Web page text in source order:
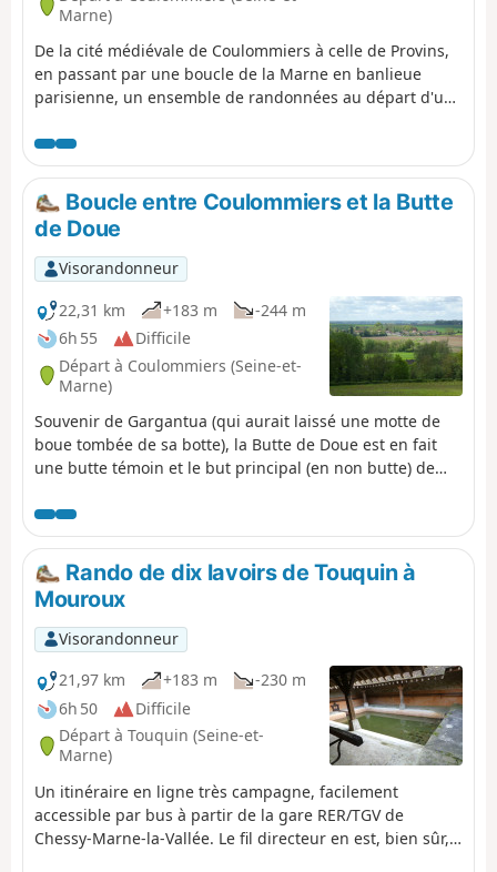
Marne)
De la cité médiévale de Coulommiers à celle de Provins,
en passant par une boucle de la Marne en banlieue
parisienne, un ensemble de randonnées au départ d'une
patrimoine.
Boucle entre Coulommiers et la Butte
de Doue
Visorandonneur
22,31 km
+183 m
-244 m
6h 55
Difficile
Départ à Coulommiers (Seine-et-
Marne)
Souvenir de Gargantua (qui aurait laissé une motte de
boue tombée de sa botte), la Butte de Doue est en fait
une butte témoin et le but principal (en non butte) de
grande église, un cimetière, une demi-douzaine de
tables de pique-nique, d'où l'on peut découvrir un très
beau panorama sur les paysages de Brie. La randonnée
traverse cultures et zones boisées, et permet d'admirer
les principaux points d'intérêt de la vieille ville de
Coulommiers.
Rando de dix lavoirs de Touquin à
Mouroux
Visorandonneur
21,97 km
+183 m
-230 m
6h 50
Difficile
Départ à Touquin (Seine-et-
Marne)
Un itinéraire en ligne très campagne, facilement
accessible par bus à partir de la gare RER/TGV de
Chessy-Marne-la-Vallée. Le fil directeur en est, bien sûr,